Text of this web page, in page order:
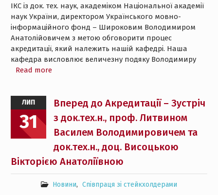
ІКС із док. тех. наук, академіком Національної академії
наук України, директором Українського мовно-
інформаційного фонд – Широковим Володимиром
Анатолійовичем з метою обговорити процес
акредитації, який належить нашій кафедрі. Наша
кафедра висловлює величезну подяку Володимиру
Read more
ЛИП
31
Вперед до Акредитації – Зустріч
з док.тех.н., проф. Литвином
Василем Володимировичем та
док.тех.н., доц. Висоцькою
Вікторією Анатоліївною
Новини, Співпраця зі стейкхолдерами